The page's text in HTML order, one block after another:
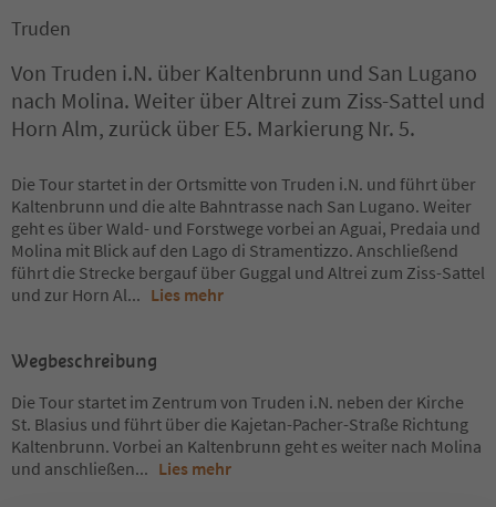
Truden
Von Truden i.N. über Kaltenbrunn und San Lugano
nach Molina. Weiter über Altrei zum Ziss-Sattel und
Horn Alm, zurück über E5. Markierung Nr. 5.
Die Tour startet in der Ortsmitte von Truden i.N. und führt über
Kaltenbrunn und die alte Bahntrasse nach San Lugano. Weiter
geht es über Wald- und Forstwege vorbei an Aguai, Predaia und
Molina mit Blick auf den Lago di Stramentizzo. Anschließend
führt die Strecke bergauf über Guggal und Altrei zum Ziss-Sattel
und zur Horn Al... Lies mehr
Wegbeschreibung
Die Tour startet im Zentrum von Truden i.N. neben der Kirche
St. Blasius und führt über die Kajetan-Pacher-Straße Richtung
Kaltenbrunn. Vorbei an Kaltenbrunn geht es weiter nach Molina
und anschließen... Lies mehr